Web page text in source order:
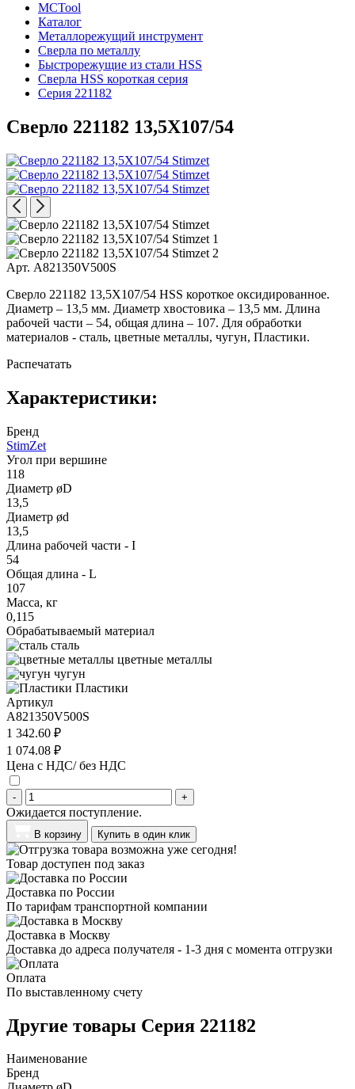
MCTool
Каталог
Металлорежущий инструмент
Сверла по металлу
Быстрорежущие из стали HSS
Сверла HSS короткая серия
Серия 221182
Сверло 221182 13,5X107/54
Арт. A821350V500S
Сверло 221182 13,5X107/54 HSS короткое оксидированное.
Диаметр – 13,5 мм. Диаметр хвостовика – 13,5 мм. Длина
рабочей части – 54, общая длина – 107. Для обработки
материалов - сталь, цветные металлы, чугун, Пластики.
Распечатать
Характеристики:
Бренд
StimZet
Угол при вершине
118
Диаметр øD
13,5
Диаметр ød
13,5
Длина рабочей части - I
54
Общая длина - L
107
Масса, кг
0,115
Обрабатываемый материал
сталь
цветные металлы
чугун
Пластики
Артикул
A821350V500S
1 342.60 ₽
1 074.08 ₽
Цена с НДС/ без НДС
- +
Ожидается поступление.
В корзину Купить в один клик
Товар доступен под заказ
Доставка по России
По тарифам транспортной компании
Доставка в Москву
Доставка до адреса получателя - 1-3 дня с момента отгрузки
Оплата
По выставленному счету
Другие товары Серия 221182
Наименование
Бренд